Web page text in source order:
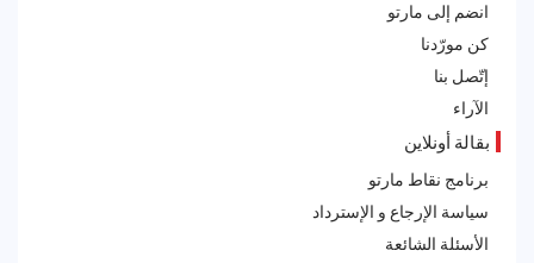
انضم إلى مارتو
كن مورّدنا
إتّصل بنا
الآراء
بقالة أونلاين
برنامج نقاط مارتو
سياسة الإرجاع و الإسترداد
الأسئلة الشائعة